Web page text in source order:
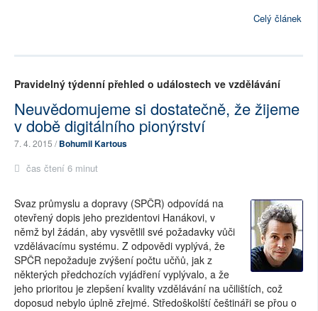
Celý článek
Pravidelný týdenní přehled o událostech ve vzdělávání
Neuvědomujeme si dostatečně, že žijeme
v době digitálního pionýrství
7. 4. 2015 /Bohumil Kartous
čas čtení 6 minut
Svaz průmyslu a dopravy (SPČR) odpovídá na
otevřený dopis jeho prezidentovi Hanákovi, v
němž byl žádán, aby vysvětlil své požadavky vůči
vzdělávacímu systému. Z odpovědi vyplývá, že
SPČR nepožaduje zvýšení počtu učňů, jak z
některých předchozích vyjádření vyplývalo, a že
jeho prioritou je zlepšení kvality vzdělávání na učilištích, což
doposud nebylo úplně zřejmé. Středoškolští češtináři se přou o